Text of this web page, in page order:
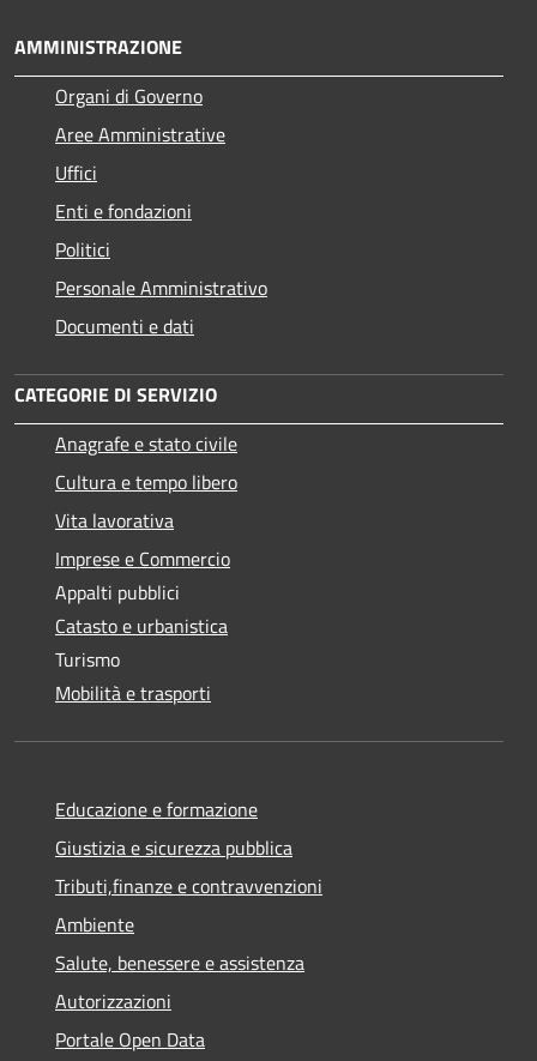
AMMINISTRAZIONE
Organi di Governo
Aree Amministrative
Uffici
Enti e fondazioni
Politici
Personale Amministrativo
Documenti e dati
CATEGORIE DI SERVIZIO
Anagrafe e stato civile
Cultura e tempo libero
Vita lavorativa
Imprese e Commercio
Appalti pubblici
Catasto e urbanistica
Turismo
Mobilità e trasporti
Educazione e formazione
Giustizia e sicurezza pubblica
Tributi,finanze e contravvenzioni
Ambiente
Salute, benessere e assistenza
Autorizzazioni
Portale Open Data